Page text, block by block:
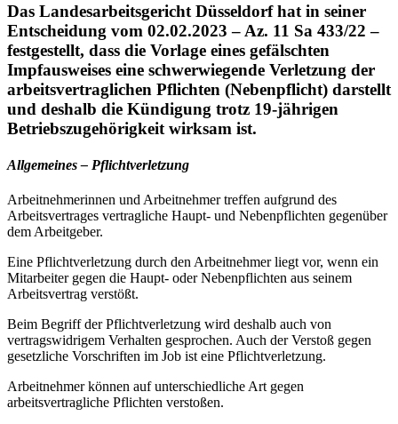
Das Landesarbeitsgericht Düsseldorf hat in seiner
Entscheidung vom 02.02.2023 – Az. 11 Sa 433/22 –
festgestellt, dass die Vorlage eines gefälschten
Impfausweises eine schwerwiegende Verletzung der
arbeitsvertraglichen Pflichten (Nebenpflicht) darstellt
und deshalb die Kündigung trotz 19-jährigen
Betriebszugehörigkeit wirksam ist.
Allgemeines – Pflichtverletzung
Arbeitnehmerinnen und Arbeitnehmer treffen aufgrund des
Arbeitsvertrages vertragliche Haupt- und Nebenpflichten gegenüber
dem Arbeitgeber.
Eine Pflichtverletzung durch den Arbeitnehmer liegt vor, wenn ein
Mitarbeiter gegen die Haupt- oder Nebenpflichten aus seinem
Arbeitsvertrag verstößt.
Beim Begriff der Pflichtverletzung wird deshalb auch von
vertragswidrigem Verhalten gesprochen. Auch der Verstoß gegen
gesetzliche Vorschriften im Job ist eine Pflichtverletzung.
Arbeitnehmer können auf unterschiedliche Art gegen
arbeitsvertragliche Pflichten verstoßen.